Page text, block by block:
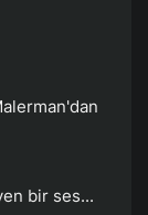
bir ses...